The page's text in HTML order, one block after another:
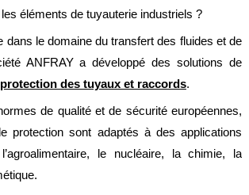
éléments de tuyauterie industriels ?
dans le domaine du transfert des fluides et de
ANFRAY a développé des solutions de
protection des tuyaux et raccords.
de qualité et de sécurité européennes,
protection sont adaptés à des applications
le nucléaire, la chimie, la